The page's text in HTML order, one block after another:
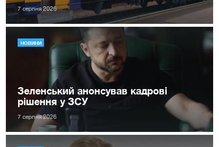
7 серпня 2026
НОВИНИ
Зеленський анонсував кадрові
рішення у ЗСУ
7 серпня 2026